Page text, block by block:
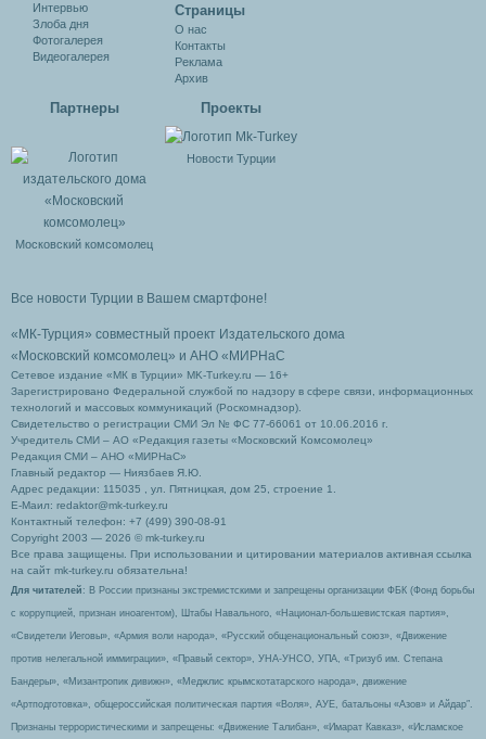
Интервью
Злоба дня
Фотогалерея
Видеогалерея
Cтраницы
О нас
Контакты
Реклама
Архив
Партнеры
Московский комсомолец
Проекты
Новости Турции
Все новости Турции в Вашем смартфоне!
«МК-Турция» совместный проект Издательского дома
«Московский комсомолец» и АНО «МИРНаС
Сетевое издание «МК в Турции» MK-Turkey.ru — 16+
Зарегистрировано Федеральной службой по надзору в сфере связи, информационных
технологий и массовых коммуникаций (Роскомнадзор).
Свидетельство о регистрации СМИ Эл № ФС 77-66061 от 10.06.2016 г.
Учредитель СМИ – АО «Редакция газеты «Московский Комсомолец»
Редакция СМИ – АНО «МИРНаС»
Главный редактор — Ниязбаев Я.Ю.
Адрес редакции: 115035 , ул. Пятницкая, дом 25, строение 1.
Е-Маил: redaktor@mk-turkey.ru
Контактный телефон: +7 (499) 390-08-91
Copyright 2003 — 2026 © mk-turkey.ru
Все права защищены. При использовании и цитировании материалов активная ссылка
на сайт mk-turkey.ru обязательна!
Для читателей : В России признаны экстремистскими и запрещены организации ФБК (Фонд борьбы
с коррупцией, признан иноагентом), Штабы Навального, «Национал-большевистская партия»,
«Свидетели Иеговы», «Армия воли народа», «Русский общенациональный союз», «Движение
против нелегальной иммиграции», «Правый сектор», УНА-УНСО, УПА, «Тризуб им. Степана
Бандеры», «Мизантропик дивижн», «Меджлис крымскотатарского народа», движение
«Артподготовка», общероссийская политическая партия «Воля», АУЕ, батальоны «Азов» и Айдар″.
Признаны террористическими и запрещены: «Движение Талибан», «Имарат Кавказ», «Исламское